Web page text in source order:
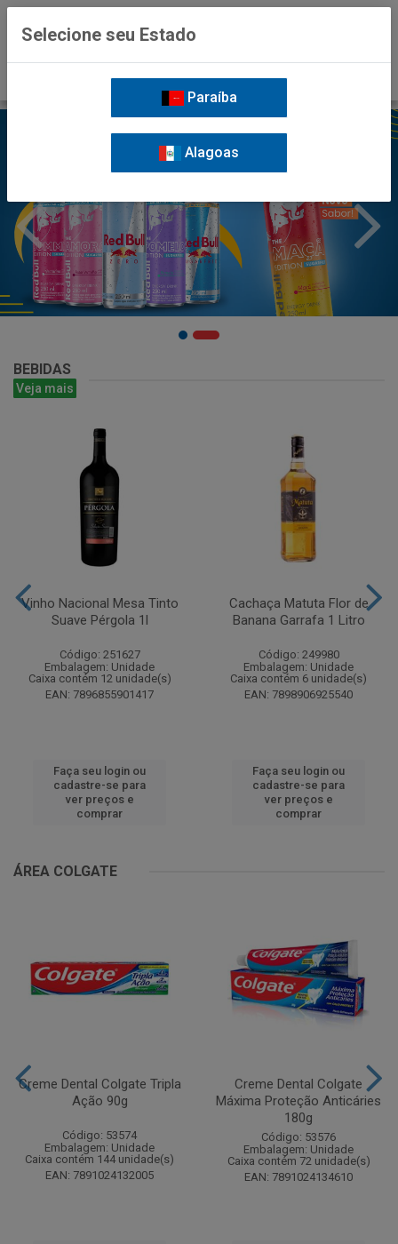
BEBIDAS
Veja mais
Vinho Nacional Mesa Tinto
Suave Pérgola 1l
Código: 251627
Embalagem: Unidade
Caixa contém 12 unidade(s)
EAN: 7896855901417
Faça seu login ou
cadastre-se para
ver preços e
comprar
Cachaça Matuta Flor de
Banana Garrafa 1 Litro
Código: 249980
Embalagem: Unidade
Caixa contém 6 unidade(s)
EAN: 7898906925540
Faça seu login ou
cadastre-se para
ver preços e
comprar
ÁREA COLGATE
Creme Dental Colgate Tripla
Ação 90g
Código: 53574
Embalagem: Unidade
Caixa contém 144 unidade(s)
EAN: 7891024132005
Creme Dental Colgate
Máxima Proteção Anticáries
180g
Código: 53576
Embalagem: Unidade
Caixa contém 72 unidade(s)
EAN: 7891024134610
Selecione seu Estado
Paraíba
Alagoas